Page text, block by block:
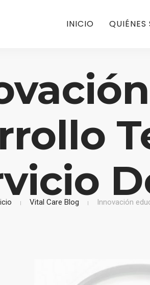
INICIO QUIÉNES
Vital Care Blog Innovación